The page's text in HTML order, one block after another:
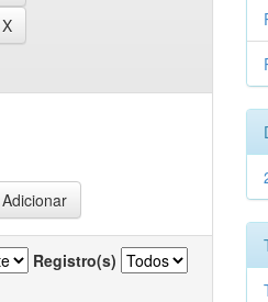
Registro(s)